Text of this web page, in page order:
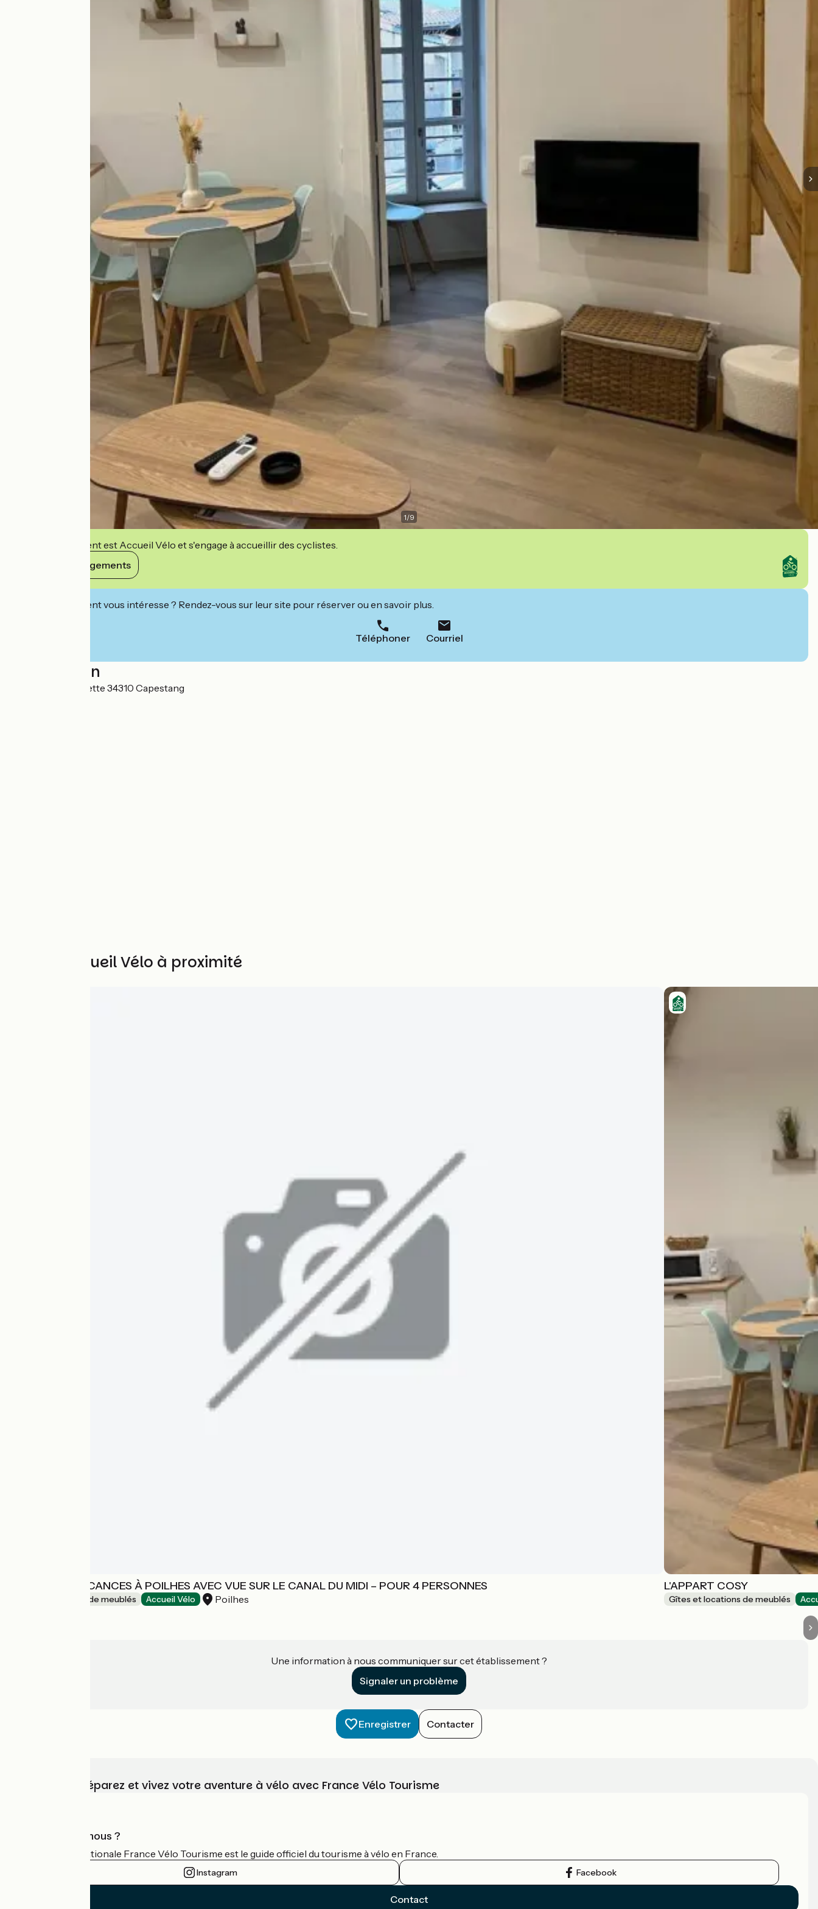
1/9
Cet établissement est Accueil Vélo et s'engage à accueillir des cyclistes.
Voir ses engagements
Cet établissement vous intéresse ? Rendez-vous sur leur site pour réserver ou en savoir plus.
Téléphoner Courriel
Localisation
1 Boulevard la Fayette 34310 Capestang
Autres Accueil Vélo à proximité
MAISON DE VACANCES À POILHES AVEC VUE SUR LE CANAL DU MIDI – POUR 4 PERSONNES
Gîtes et locations de meublés Accueil Vélo Poilhes
L'APPART COSY
Gîtes et locations de meublés
Une information à nous communiquer sur cet établissement ?
Signaler un problème
Enregistrer Contacter
Choisissez, préparez et vivez votre aventure à vélo avec France Vélo Tourisme
Qui sommes-nous ?
L'association nationale France Vélo Tourisme est le guide officiel du tourisme à vélo en France.
Instagram Facebook
Contact